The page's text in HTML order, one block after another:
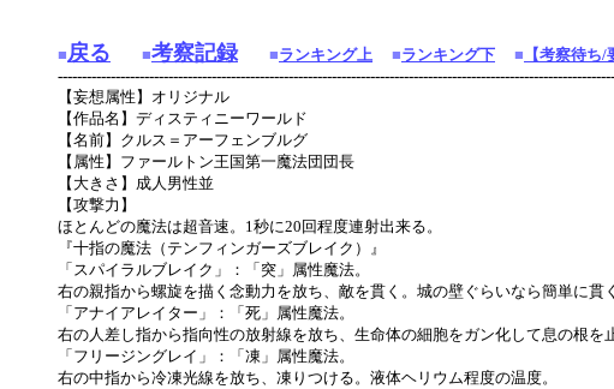
■戻る ■考察記録■ランキング上 ■ランキング下 ■ 【考察待ち/
【妄想属性】オリジナル
【作品名】ディスティニーワールド
【名前】クルス＝アーフェンブルグ
【属性】ファールトン王国第一魔法団団長
【大きさ】成人男性並
【攻撃力】
ほとんどの魔法は超音速。1秒に20回程度連射出来る。
『十指の魔法（テンフィンガーズブレイク）』
「スパイラルブレイク」：「突」属性魔法。
右の親指から螺旋を描く念動力を放ち、敵を貫く。城の壁ぐらいなら簡単に貫
「アナイアレイター」：「死」属性魔法。
右の人差し指から指向性の放射線を放ち、生命体の細胞をガン化して息の根を
「フリージングレイ」：「凍」属性魔法。
右の中指から冷凍光線を放ち、凍りつける。液体ヘリウム程度の温度。